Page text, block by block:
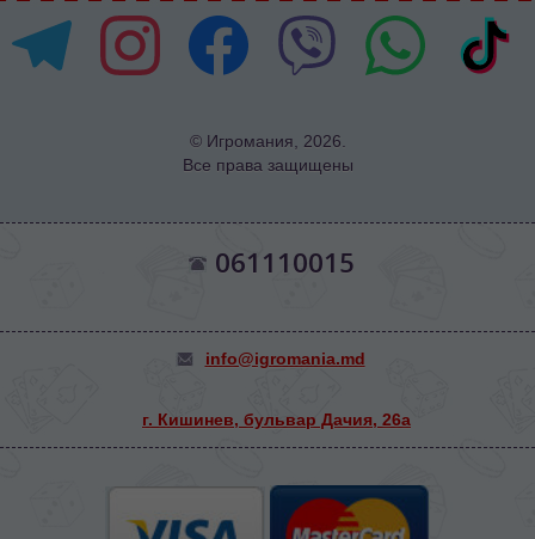
© Игромания, 2026.
Все права защищены
061110015
info@igromania.md
г. Кишинев, бульвар Дачия, 26а